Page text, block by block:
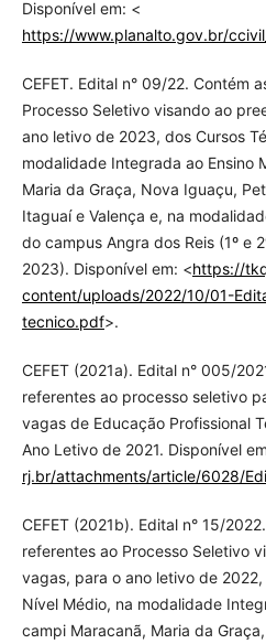
Disponível em: <
https://www.planalto.gov.br/
CEFET. Edital n° 09/22. Contém
Processo Seletivo visando ao
ano letivo de 2023, dos Cursos
modalidade Integrada ao Ensino
Maria da Graça, Nova Iguaçu,
Itaguaí e Valença e, na
do campus Angra dos Reis (1º e
2023). Disponível em: <https://
content/uploads/2022/10/01-
tecnico.pdf>.
CEFET (2021a). Edital n° 005/
referentes ao processo seletivo
vagas de Educação Profissional
Ano Letivo de 2021. Disponível
rj.br/attachments/article/6028/
CEFET (2021b). Edital n° 15/
referentes ao Processo Seletivo
vagas, para o ano letivo de
Nível Médio, na modalidade
campi Maracanã, Maria da